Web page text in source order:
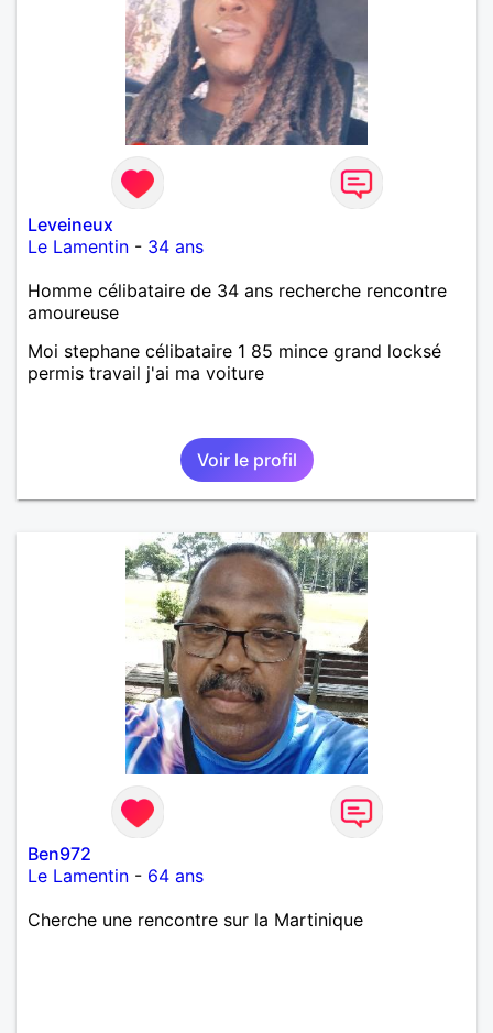
Leveineux
Le Lamentin - 34 ans
Homme célibataire de 34 ans recherche rencontre
amoureuse
Moi stephane célibataire 1 85 mince grand locksé
permis travail j'ai ma voiture
Voir le profil
Ben972
Le Lamentin - 64 ans
Cherche une rencontre sur la Martinique